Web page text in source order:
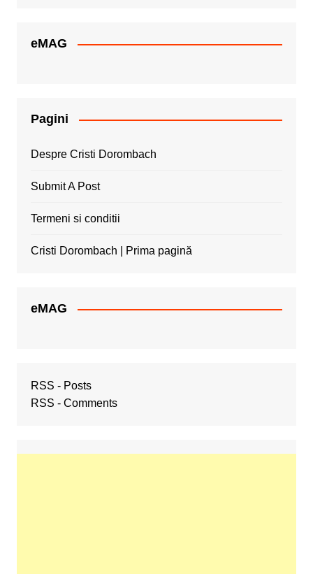
eMAG
Pagini
Despre Cristi Dorombach
Submit A Post
Termeni si conditii
Cristi Dorombach | Prima pagină
eMAG
RSS - Posts
RSS - Comments